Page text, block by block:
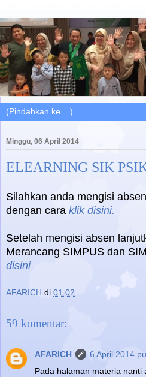
Minggu, 06 April 2014
ELEARNING SIK
Silahkan anda mengisi
dengan cara klik disini.
Setelah mengisi absen
Merancang SIMPUS dan
disini
AFARICH di 01.02
59 komentar:
AFARICH
6 April 2014
Pada halaman materia nanti